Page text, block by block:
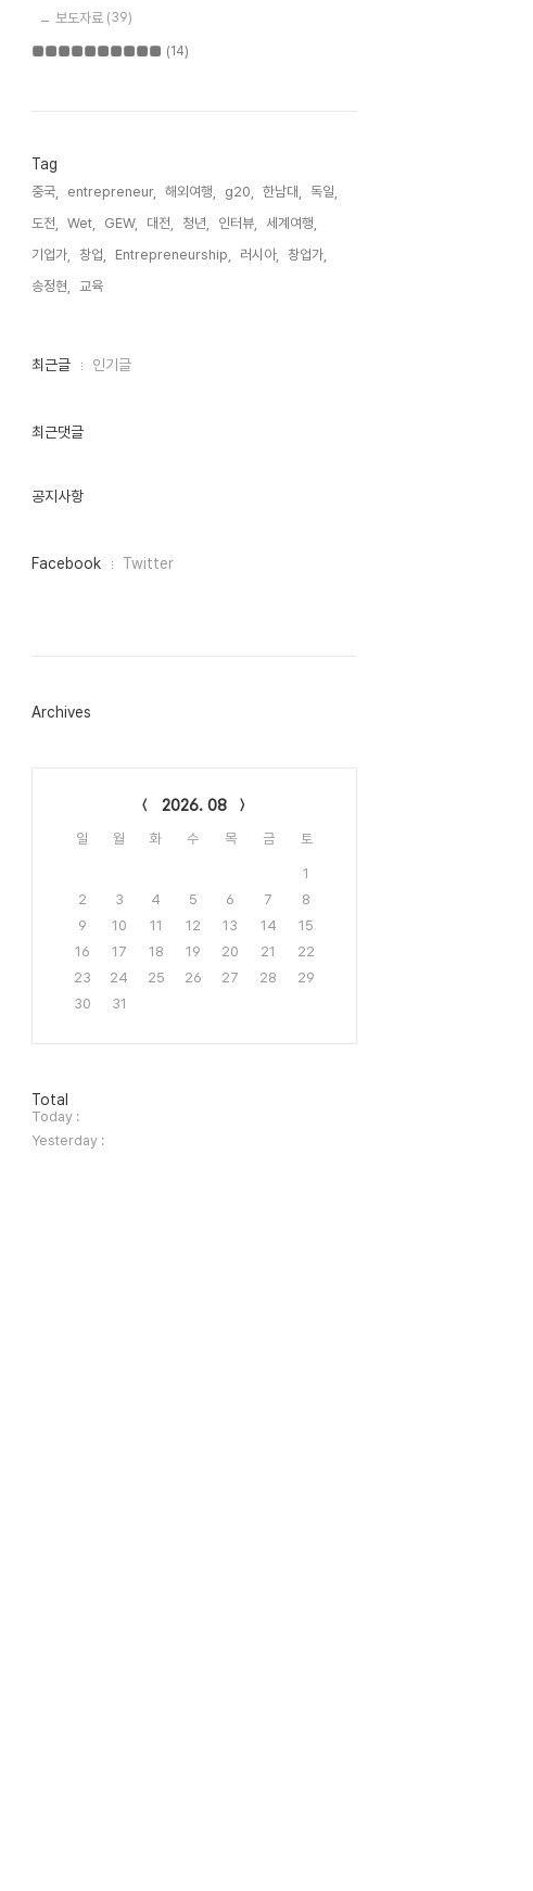
보도자료 (39)
■■■■■■■■■■ (14)
Tag
중국, entrepreneur, 해외여행, g20, 한남대,
독일,
도전,
Wet, GEW, 대전, 청년, 인터뷰,
세계여행,
기업가,
창업, Entrepreneurship, 러시아,
창업가,
송정현,
교육,
최
인
최근글 인기글
최근댓글
공지사항
페
그
Facebook Twitter
Archives
2026. 08
일 월 화 수 목 금 토
1
2
3 4 5 6 7
8
9
10 11 12 13 14
15
16
17 18 19 20 21
22
23
24 25 26 27 28
29
30
31
방
문
자
수
Total
Today :
Yesterday :